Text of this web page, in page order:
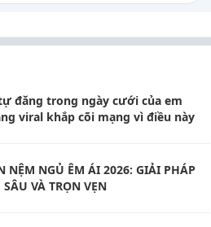
đăng trong ngày cưới của em
viral khắp cõi mạng vì điều này
NỆM NGỦ ÊM ÁI 2026: GIẢI PHÁP
VÀ TRỌN VẸN